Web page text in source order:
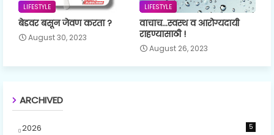
LIFESTYLE
बेडवर बसून जेवण करता ?
August 30, 2023
LIFESTYLE
वाचाच...स्वस्थ व आरोग्यदायी
राहण्यासाठी !
August 26, 2023
ARCHIVED
2026 5